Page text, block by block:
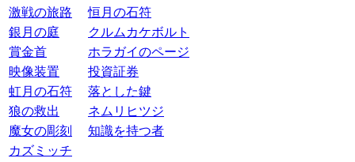
激戦の旅路
恒月の石符
銀月の庭
クルムカケボルト
賞金首
ホラガイのページ
映像装置
投資証券
虹月の石符
落とした鍵
狼の救出
ネムリヒツジ
魔女の彫刻
知識を持つ者
カズミッチ